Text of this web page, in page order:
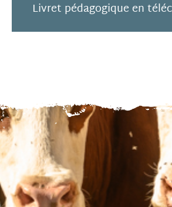
Livret pédagogique en